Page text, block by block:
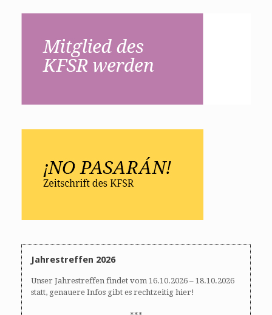
Jahrestreffen 2026
Unser Jahrestreffen findet vom 16.10.2026 – 18.10.2026
statt, genauere Infos gibt es rechtzeitig hier!